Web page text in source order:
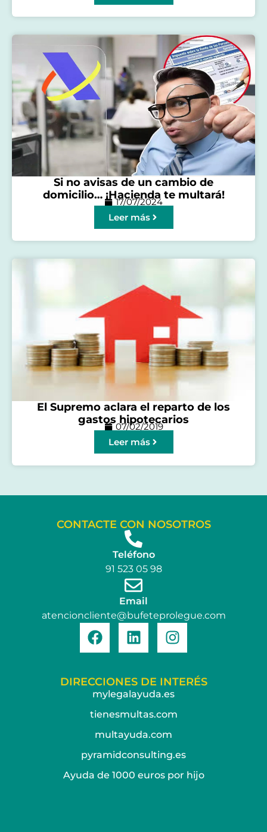
Si no avisas de un cambio de
domicilio… ¡Hacienda te multará!
17/07/2024
Leer más
El Supremo aclara el reparto de los
gastos hipotecarios
07/02/2019
Leer más
CONTACTE CON NOSOTROS
Teléfono
91 523 05 98
Email
atencioncliente@bufeteprolegue.com
DIRECCIONES DE INTERÉS
mylegalayuda.es
tienesmultas.com
multayuda.com
pyramidconsulting.es
Ayuda de 1000 euros por hijo